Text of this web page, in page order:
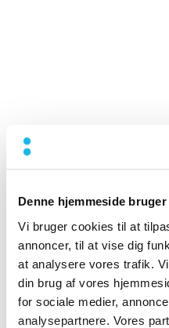
Denne hjemmeside
Vi bruger cookies til at
annoncer, til at vise dig
at analysere vores trafik.
din brug af vores
for sociale medier,
analysepartnere. Vores